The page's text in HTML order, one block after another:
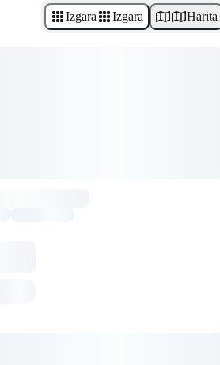
Izgara Izgara Harita